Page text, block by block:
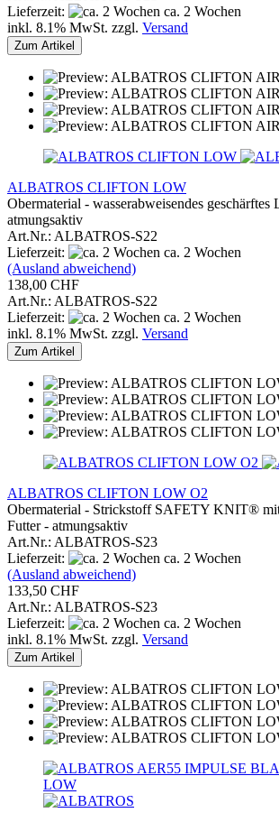
Lieferzeit:
ca. 2 Wochen
inkl. 8.1% MwSt. zzgl. Versand
Zum Artikel
ALBATROS CLIFTON LOW
Obermaterial - wasserabweisendes geschärftes
atmungsaktiv
Art.Nr.: ALBATROS-S22
Lieferzeit:
ca. 2 Wochen
(Ausland abweichend)
138,00 CHF
Art.Nr.: ALBATROS-S22
Lieferzeit:
ca. 2 Wochen
inkl. 8.1% MwSt. zzgl. Versand
Zum Artikel
ALBATROS CLIFTON LOW O2
Obermaterial - Strickstoff SAFETY KNIT®
Futter - atmungsaktiv
Art.Nr.: ALBATROS-S23
Lieferzeit:
ca. 2 Wochen
(Ausland abweichend)
133,50 CHF
Art.Nr.: ALBATROS-S23
Lieferzeit:
ca. 2 Wochen
inkl. 8.1% MwSt. zzgl. Versand
Zum Artikel